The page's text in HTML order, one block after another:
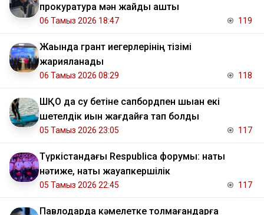
прокуратура мән жайды ашты
06 Тамыз 2026 18:47 119
Жақында грант иегерлерінің тізімі
жарияланады
06 Тамыз 2026 08:29 118
ШҚО да су бетіне сапбордпен шыққан екі
шетелдік қиын жағдайға тап болды
05 Тамыз 2026 23:05 117
Түркістандағы Respublica форумы: нақты
нәтиже, нақты жауапкершілік
05 Тамыз 2026 22:45 117
Павлодарда кәмелетке толмағандарға